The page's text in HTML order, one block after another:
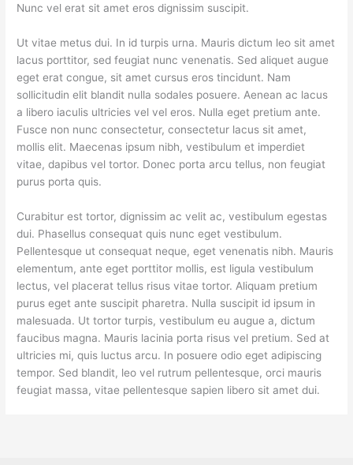
Nunc vel erat sit amet eros dignissim suscipit.
Ut vitae metus dui. In id turpis urna. Mauris dictum leo sit amet
lacus porttitor, sed feugiat nunc venenatis. Sed aliquet augue
eget erat congue, sit amet cursus eros tincidunt. Nam
sollicitudin elit blandit nulla sodales posuere. Aenean ac lacus
a libero iaculis ultricies vel vel eros. Nulla eget pretium ante.
Fusce non nunc consectetur, consectetur lacus sit amet,
mollis elit. Maecenas ipsum nibh, vestibulum et imperdiet
vitae, dapibus vel tortor. Donec porta arcu tellus, non feugiat
purus porta quis.
Curabitur est tortor, dignissim ac velit ac, vestibulum egestas
dui. Phasellus consequat quis nunc eget vestibulum.
Pellentesque ut consequat neque, eget venenatis nibh. Mauris
elementum, ante eget porttitor mollis, est ligula vestibulum
lectus, vel placerat tellus risus vitae tortor. Aliquam pretium
purus eget ante suscipit pharetra. Nulla suscipit id ipsum in
malesuada. Ut tortor turpis, vestibulum eu augue a, dictum
faucibus magna. Mauris lacinia porta risus vel pretium. Sed at
ultricies mi, quis luctus arcu. In posuere odio eget adipiscing
tempor. Sed blandit, leo vel rutrum pellentesque, orci mauris
feugiat massa, vitae pellentesque sapien libero sit amet dui.